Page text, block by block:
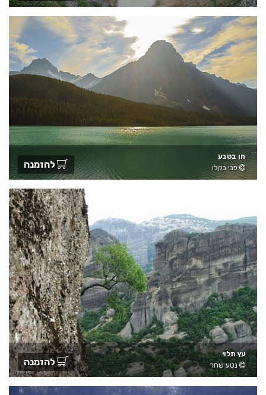
חן בטבע
פבי בקלו
להזמנה
עץ תלוי
נטע שחר
להזמנה